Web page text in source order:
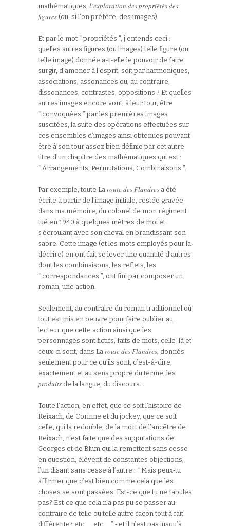
mathématiques, l’exploration des propriétés des
figures (ou, si l’on préfère, des images).
Et par le mot “ propriétés ”, j’entends ceci :
quelles autres figures (ou images) telle figure (ou
telle image) donnée a-t-elle le pouvoir de faire
surgir, d’amener à l’esprit, soit par harmoniques,
associations, assonances ou, au contraire,
dissonances, contrastes, oppositions ? Et quelles
autres images encore vont, à leur tour, être
“ convoquées ” par les premières images
suscitées, la suite des opérations effectuées sur
ces ensembles d’images ainsi obtenues pouvant
être à son tour assez bien définie par cet autre
titre d’un chapitre des mathématiques qui est :
“ Arrangements, Permutations, Combinaisons ”.
Par exemple, toute La route des Flandres a été
écrite à partir de l’image initiale, restée gravée
dans ma mémoire, du colonel de mon régiment
tué en 1940 à quelques mètres de moi et
s’écroulant avec son cheval en brandissant son
sabre. Cette image (et les mots employés pour la
décrire) en ont fait se lever une quantité d’autres
dont les combinaisons, les reflets, les
“ correspondances ”, ont fini par composer un
roman, une action.
Seulement, au contraire du roman traditionnel où
tout est mis en oeuvre pour faire oublier au
lecteur que cette action ainsi que les
personnages sont fictifs, faits de mots, celle-là et
ceux-ci sont, dans La route des Flandres, donnés
seulement pour ce qu’ils sont, c’est-à-dire,
exactement et au sens propre du terme, les
produits de la langue, du discours…
Toute l’action, en effet, que ce soit l’histoire de
Reixach, de Corinne et du jockey, que ce soit
celle, qui la redouble, de la mort de l’ancêtre de
Reixach, n’est faite que des supputations de
Georges et de Blum qui la remettent sans cesse
en question, élèvent de constantes objections,
l’un disant sans cesse à l’autre : “ Mais peux‑tu
affirmer que c’est bien comme cela que les
choses se sont passées. Est-ce que tu ne fabules
pas? Est‑ce que cela n’a pas pu se passer au
contraire de telle ou telle autre façon tout à fait
différente? etc …, etc … ” ‑ et il n’est pas jusqu’à